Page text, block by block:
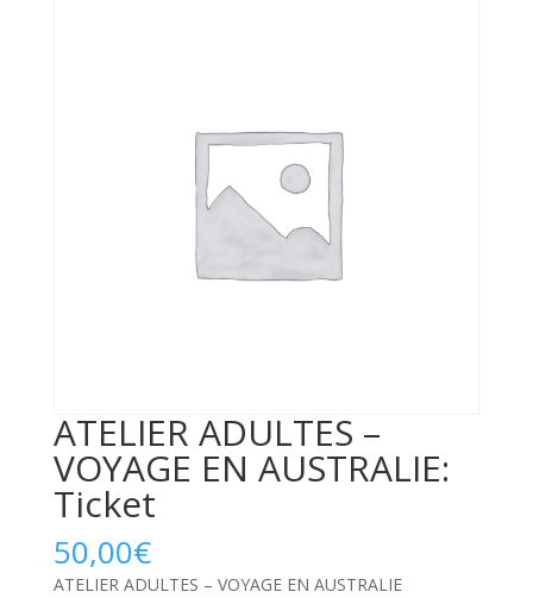
ATELIER ADULTES –
VOYAGE EN AUSTRALIE:
Ticket
50,00€
ATELIER ADULTES – VOYAGE EN AUSTRALIE